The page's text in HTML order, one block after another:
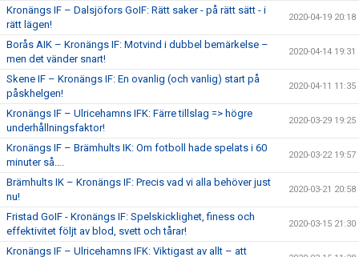
Kronängs IF – Dalsjöfors GoIF: Rätt saker - på rätt sätt - i
rätt lägen!
2020-04-19 20:18
Borås AIK – Kronängs IF: Motvind i dubbel bemärkelse –
men det vänder snart!
2020-04-14 19:31
Skene IF – Kronängs IF: En ovanlig (och vanlig) start på
påskhelgen!
2020-04-11 11:35
Kronängs IF – Ulricehamns IFK: Färre tillslag => högre
underhållningsfaktor!
2020-03-29 19:25
Kronängs IF – Brämhults IK: Om fotboll hade spelats i 60
minuter så….
2020-03-22 19:57
Brämhults IK – Kronängs IF: Precis vad vi alla behöver just
nu!
2020-03-21 20:58
Fristad GoIF - Kronängs IF: Spelskicklighet, finess och
effektivitet följt av blod, svett och tårar!
2020-03-15 21:30
Kronängs IF – Ulricehamns IFK: Viktigast av allt – att